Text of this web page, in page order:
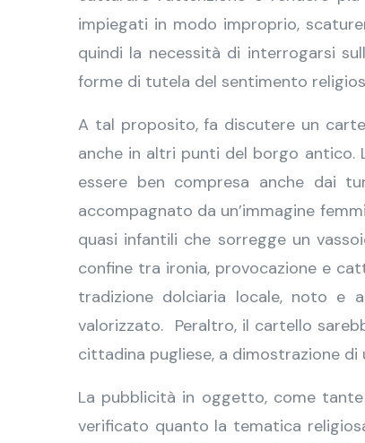
impiegati in modo improprio,
quindi la necessità di interrogarsi
forme di tutela del sentimento
A tal proposito, fa discutere un
anche in altri punti del borgo antico.
essere ben compresa anche dai
accompagnato da un’immagine
quasi infantili che sorregge un
confine tra ironia, provocazione e
tradizione dolciaria locale, noto e
valorizzato. Peraltro, il cartello
cittadina pugliese, a dimostrazione
La pubblicità in oggetto, come
verificato quanto la tematica